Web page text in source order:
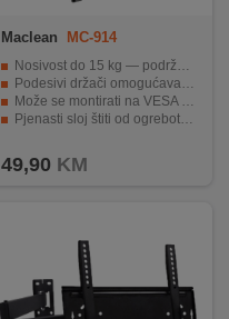
Maclean MC-914
Nosivost do 15 kg — podržava većinu premium soundbara
Podesivi držači omogućavaju prilagodbu dimenzijama zvučnika
Može se montirati na VESA nosač TV-a ili direktno na zid
Pjenasti sloj štiti od ogrebotina i smanjuje vibracije
49,90 KM